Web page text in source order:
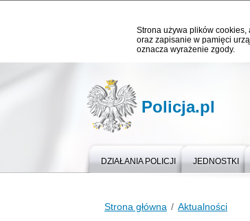
Strona używa plików cookies,
oraz zapisanie w pamięci
oznacza wyrażenie zgody.
Policja.pl
DZIAŁANIA POLICJI JEDNOSTKI
Strona główna Aktualności